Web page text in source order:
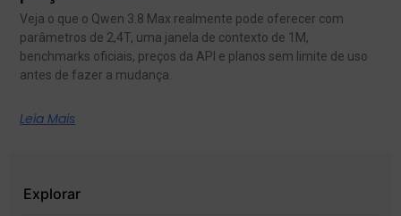
Veja o que o Qwen 3.8 Max realmente pode oferecer com
parâmetros de 2,4T, uma janela de contexto de 1M,
benchmarks oficiais, preços da API e planos sem limite de uso
antes de fazer a mudança.
Leia Mais
Explorar